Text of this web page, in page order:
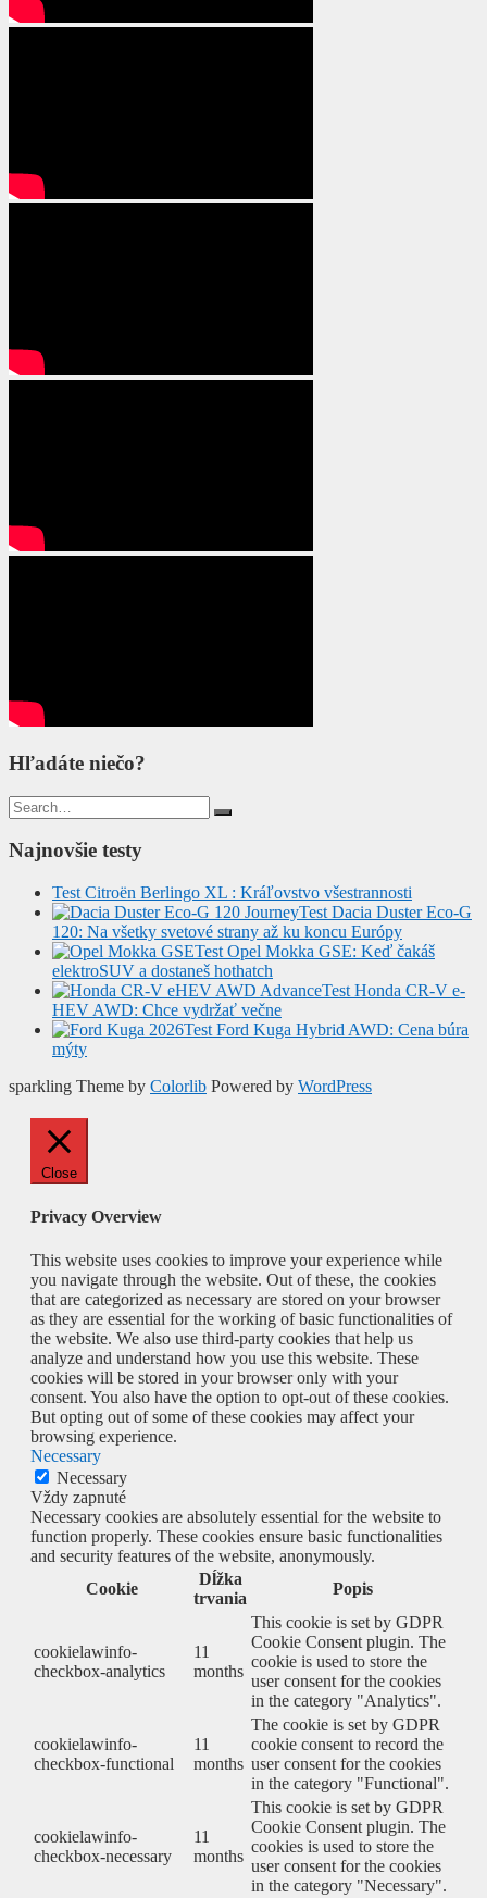
Hľadáte niečo?
Search
for:
Najnovšie testy
Test Citroën Berlingo XL : Kráľovstvo všestrannosti
Test Dacia Duster Eco-G
120: Na všetky svetové strany až ku koncu Európy
Test Opel Mokka GSE: Keď čakáš
elektroSUV a dostaneš hothatch
Test Honda CR-V e-
HEV AWD: Chce vydržať večne
Test Ford Kuga Hybrid AWD: Cena búra
mýty
sparkling Theme by Colorlib Powered by WordPress
Close
Privacy Overview
This website uses cookies to improve your experience while
you navigate through the website. Out of these, the cookies
that are categorized as necessary are stored on your browser
as they are essential for the working of basic functionalities of
the website. We also use third-party cookies that help us
analyze and understand how you use this website. These
cookies will be stored in your browser only with your
consent. You also have the option to opt-out of these cookies.
But opting out of some of these cookies may affect your
browsing experience.
Necessary
Necessary
Vždy zapnuté
Necessary cookies are absolutely essential for the website to
function properly. These cookies ensure basic functionalities
and security features of the website, anonymously.
Cookie
Dĺžka
trvania
Popis
cookielawinfo-
checkbox-analytics
11
months
This cookie is set by GDPR
Cookie Consent plugin. The
cookie is used to store the
user consent for the cookies
in the category "Analytics".
cookielawinfo-
checkbox-functional
11
months
The cookie is set by GDPR
cookie consent to record the
user consent for the cookies
in the category "Functional".
cookielawinfo-
checkbox-necessary
11
months
This cookie is set by GDPR
Cookie Consent plugin. The
cookies is used to store the
user consent for the cookies
in the category "Necessary".